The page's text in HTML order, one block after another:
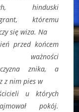
hinduski
któremu
się wiza. Na
przed końcem
ważności
znika, a
z nim pies w
u których
pokój.